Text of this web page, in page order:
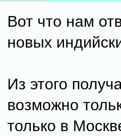
Вот что нам
новых
Из этого
возможно
только в